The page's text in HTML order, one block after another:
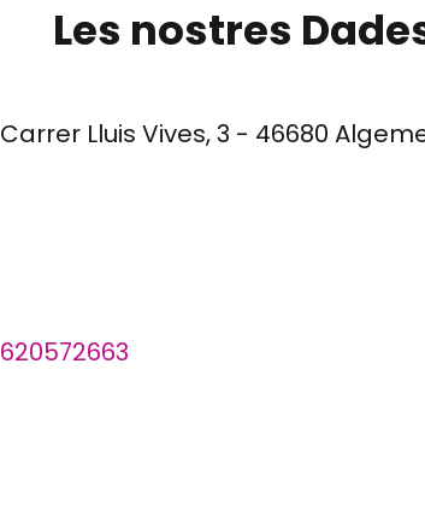
Les nostres
Carrer Lluis Vives, 3 - 46680
620572663